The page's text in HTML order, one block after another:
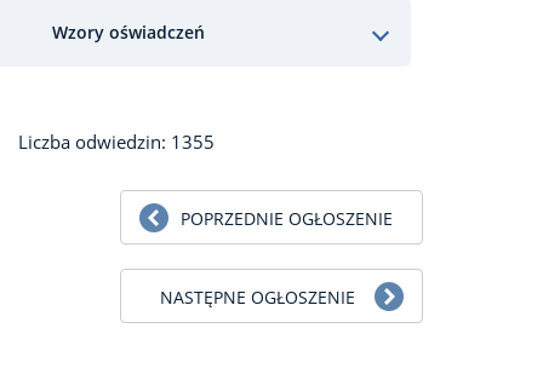
Wzory oświadczeń
Liczba odwiedzin: 1355
POPRZEDNIE OGŁOSZENIE
NASTĘPNE OGŁOSZENIE